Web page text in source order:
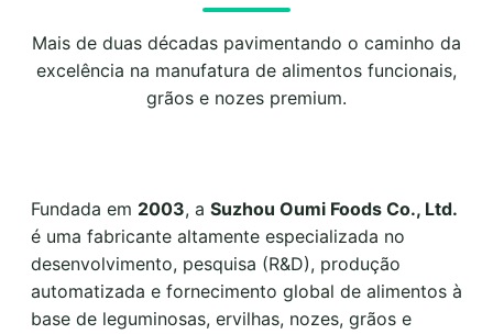
Mais de duas décadas pavimentando o caminho da
excelência na manufatura de alimentos funcionais,
grãos e nozes premium.
Fundada em 2003, a Suzhou Oumi Foods Co., Ltd.
é uma fabricante altamente especializada no
desenvolvimento, pesquisa (R&D), produção
automatizada e fornecimento global de alimentos à
base de leguminosas, ervilhas, nozes, grãos e